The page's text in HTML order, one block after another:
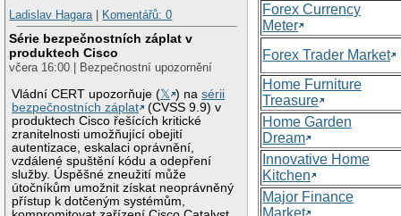
Ladislav Hagara| Komentářů: 0
Série bezpečnostních záplat v
produktech Cisco
včera 16:00 | Bezpečnostní upozornění
Vládní CERT upozorňuje (𝕏 ) nasérii
bezpečnostních záplat
(CVSS 9.9) v
produktech Cisco řešících kritické
zranitelnosti umožňující obejití
autentizace, eskalaci oprávnění,
vzdálené spuštění kódu a odepření
služby. Úspěšné zneužití může
útočníkům umožnit získat neoprávněný
přístup k dotčeným systémům,
Forex Currency
Meter
Forex Trader Market
Home Furniture
Treasure
Home Garden
Dream
Innovative Home
Kitchen
Major Finance
Market